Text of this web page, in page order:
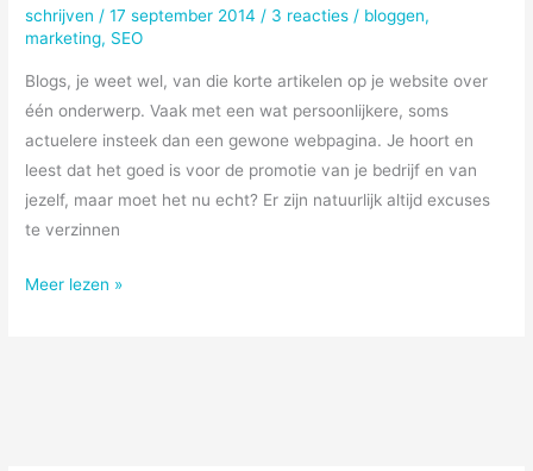
schrijven /17 september 2014/ 3 reacties / bloggen,
marketing, SEO
Blogs, je weet wel, van die korte artikelen op je website over
één onderwerp. Vaak met een wat persoonlijkere, soms
actuelere insteek dan een gewone webpagina. Je hoort en
leest dat het goed is voor de promotie van je bedrijf en van
jezelf, maar moet het nu echt? Er zijn natuurlijk altijd excuses
te verzinnen
Bloggen:
Meer lezen »